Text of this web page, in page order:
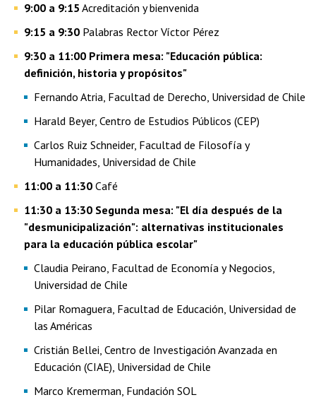
9:00 a 9:15 Acreditación y bienvenida
9:15 a 9:30 Palabras Rector Víctor Pérez
9:30 a 11:00 Primera mesa: "Educación pública:
definición, historia y propósitos"
Fernando Atria, Facultad de Derecho, Universidad de Chile
Harald Beyer, Centro de Estudios Públicos (CEP)
Carlos Ruiz Schneider, Facultad de Filosofía y
Humanidades, Universidad de Chile
11:00 a 11:30 Café
11:30 a 13:30 Segunda mesa: "El día después de la
"desmunicipalización": alternativas institucionales
para la educación pública escolar"
Claudia Peirano, Facultad de Economía y Negocios,
Universidad de Chile
Pilar Romaguera, Facultad de Educación, Universidad de
las Américas
Cristián Bellei, Centro de Investigación Avanzada en
Educación (CIAE), Universidad de Chile
Marco Kremerman, Fundación SOL